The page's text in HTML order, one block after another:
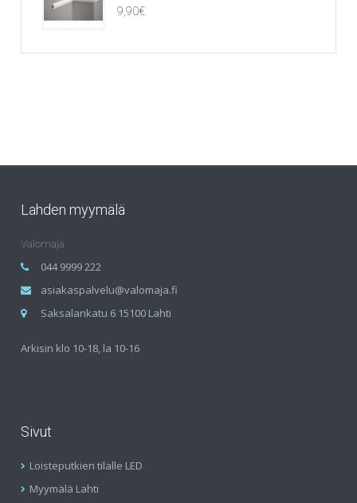
9,90€
Lahden myymälä
Valomaja
044 9999 222
asiakaspalvelu@valomaja.fi
Saksalankatu 6 15100 Lahti
Arkisin klo 10-18, la 10-16
Sivut
Loisteputkien tilalle LED
Myymälä Lahti